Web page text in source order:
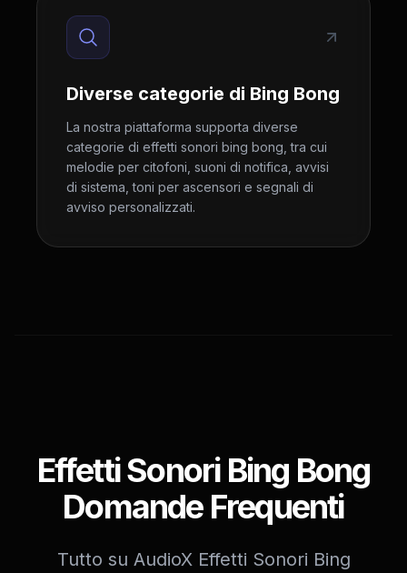
Diverse categorie di Bing Bong
La nostra piattaforma supporta diverse
categorie di effetti sonori bing bong, tra cui
melodie per citofoni, suoni di notifica, avvisi
di sistema, toni per ascensori e segnali di
avviso personalizzati.
Effetti Sonori Bing Bong
Domande Frequenti
Tutto su AudioX Effetti Sonori Bing